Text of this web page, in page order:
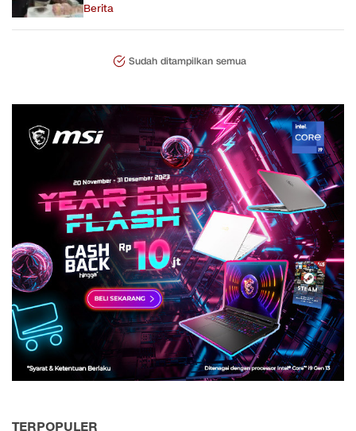
Berita
Sudah ditampilkan semua
TERPOPULER